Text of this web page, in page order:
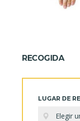
RECOGIDA
LUGAR DE
Elegir